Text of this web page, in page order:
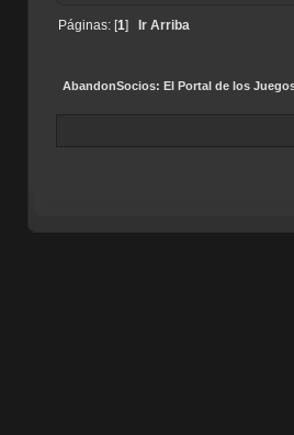
Páginas: [ 1 Ir Arriba
AbandonSocios: El Portal de los